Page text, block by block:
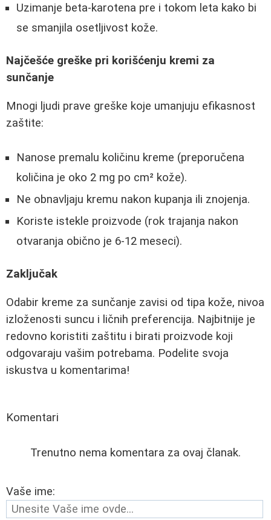
Uzimanje beta-karotena pre i tokom leta kako bi
se smanjila osetljivost kože.
Najčešće greške pri korišćenju kremi za
sunčanje
Mnogi ljudi prave greške koje umanjuju efikasnost
zaštite:
Nanose premalu količinu kreme (preporučena
količina je oko 2 mg po cm² kože).
Ne obnavljaju kremu nakon kupanja ili znojenja.
Koriste istekle proizvode (rok trajanja nakon
otvaranja obično je 6-12 meseci).
Zaključak
Odabir kreme za sunčanje zavisi od tipa kože, nivoa
izloženosti suncu i ličnih preferencija. Najbitnije je
redovno koristiti zaštitu i birati proizvode koji
odgovaraju vašim potrebama. Podelite svoja
iskustva u komentarima!
Komentari
Trenutno nema komentara za ovaj članak.
Vaše ime: